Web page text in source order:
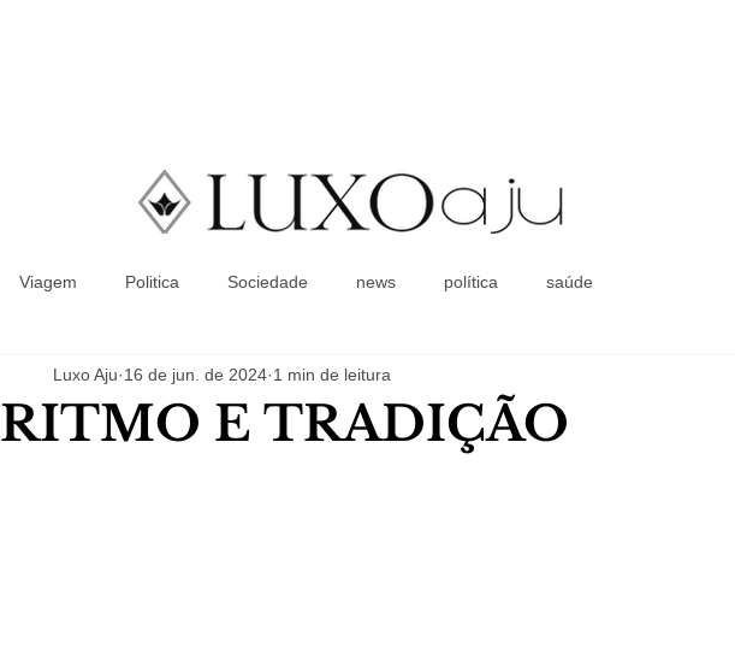
Coluna Social
Viagem Politica Sociedade news política saúde
RITMO E TRADIÇÃO
Luxo Aju 16 de jun. de 2024 1 min de leitura